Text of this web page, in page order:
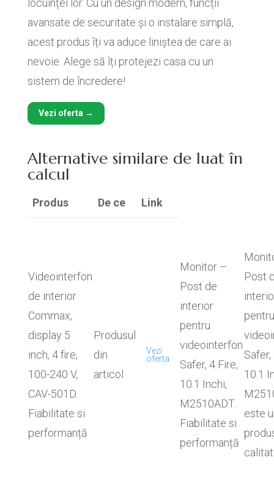
locuinței lor. Cu un design modern, funcții
avansate de securitate și o instalare simplă,
acest produs îți va aduce liniștea de care ai
nevoie. Alege să îți protejezi casa cu un
sistem de încredere!
Vezi oferta →
Alternative similare de luat în
calcul
Produs De ce Link
Videointerfon
de interior
Commax,
display 5
inch, 4 fire,
100-240 V,
CAV-501D.
Fiabilitate si
performanță
Produsul
din
articol
Vezi
oferta
Monitor –
Post de
interior
pentru
videointerfon
Safer, 4 Fire,
10.1 Inchi,
M2510ADT.
Fiabilitate si
performanță
Post
pentru
Safer,
10.1
este